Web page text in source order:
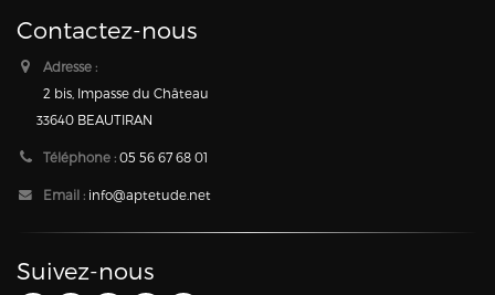
Contactez-nous
Adresse :
2 bis, Impasse du Château
33640 BEAUTIRAN
Téléphone : 05 56 67 68 01
Email : info@aptetude.net
Suivez-nous